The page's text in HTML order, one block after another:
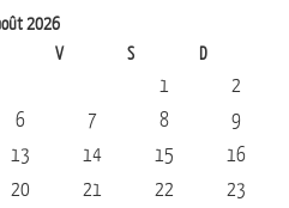
2026
V S D
1
2
6 7 8
9
13 14 15
16
20 21 22
23